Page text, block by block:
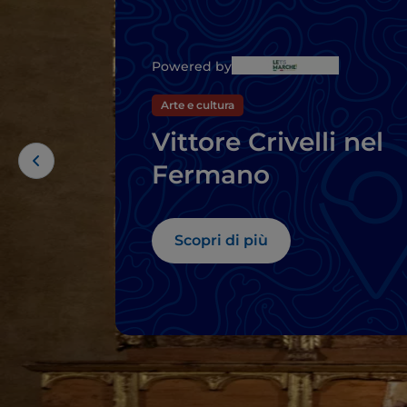
Powered by
Arte e cultura
Vittore Crivelli nel
Fermano
Scopri di più